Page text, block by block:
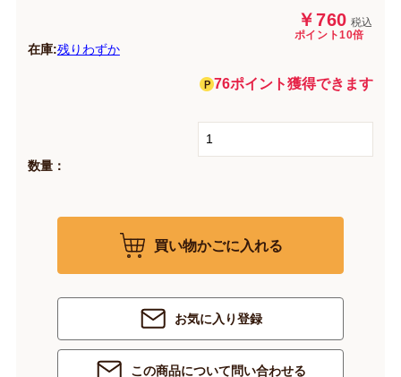
￥760 税込
ポイント10倍
在庫:残りわずか
76ポイント獲得できます
数量：
買い物かごに入れる
お気に入り登録
この商品について問い合わせる